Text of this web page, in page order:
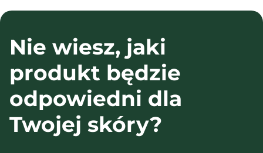
Nie wiesz, jaki
produkt będzie
odpowiedni dla
Twojej skóry?